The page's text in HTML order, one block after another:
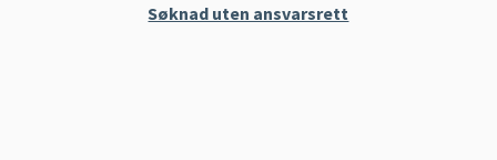
Søknad uten ansvarsrett